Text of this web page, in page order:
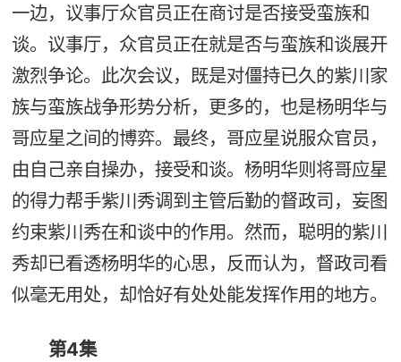
一边，议事厅众官员正在商讨是否接受蛮族和
谈。议事厅，众官员正在就是否与蛮族和谈展开
激烈争论。此次会议，既是对僵持已久的紫川家
族与蛮族战争形势分析，更多的，也是杨明华与
哥应星之间的博弈。最终，哥应星说服众官员，
由自己亲自操办，接受和谈。杨明华则将哥应星
的得力帮手紫川秀调到主管后勤的督政司，妄图
约束紫川秀在和谈中的作用。然而，聪明的紫川
秀却已看透杨明华的心思，反而认为，督政司看
似毫无用处，却恰好有处处能发挥作用的地方。
第4集